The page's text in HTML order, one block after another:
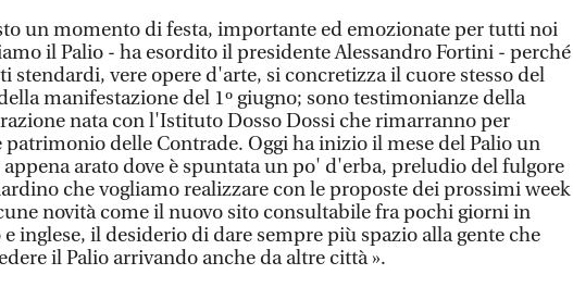
un momento di festa, importante ed emozionate per tutti noi
il Palio - ha esordito il presidente Alessandro Fortini - perché
stendardi, vere opere d'arte, si concretizza il cuore stesso del
manifestazione del 1º giugno; sono testimonianze della
nata con l'Istituto Dosso Dossi che rimarranno per
patrimonio delle Contrade. Oggi ha inizio il mese del Palio un
arato dove è spuntata un po' d'erba, preludio del fulgore
che vogliamo realizzare con le proposte dei prossimi week
novità come il nuovo sito consultabile fra pochi giorni in
inglese, il desiderio di dare sempre più spazio alla gente che
il Palio arrivando anche da altre città ».